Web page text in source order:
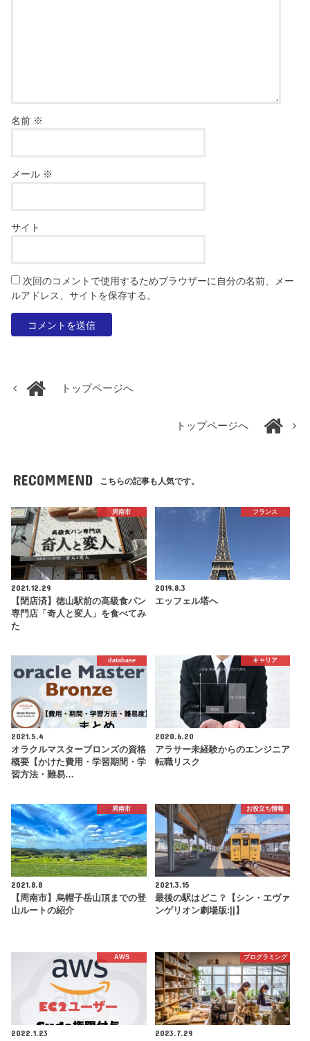
名前 ※
メール ※
サイト
次回のコメントで使用するためブラウザーに自分の名前、メー
ルアドレス、サイトを保存する。
トップページへ
トップページへ
RECOMMEND こちらの記事も人気です。
周南市
2021.12.29
【閉店済】徳山駅前の高級食パン
専門店「奇人と変人」を食べてみ
た
フランス
2019.8.3
エッフェル塔へ
database
2021.5.4
オラクルマスターブロンズの資格
概要【かけた費用・学習期間・学
習方法・難易…
キャリア
2020.6.20
アラサー未経験からのエンジニア
転職リスク
周南市
2021.8.8
【周南市】烏帽子岳山頂までの登
山ルートの紹介
お役立ち情報
2021.3.15
最後の駅はどこ？【シン・エヴァ
ンゲリオン劇場版:||】
AWS
2022.1.23
プログラミング
2023.7.29